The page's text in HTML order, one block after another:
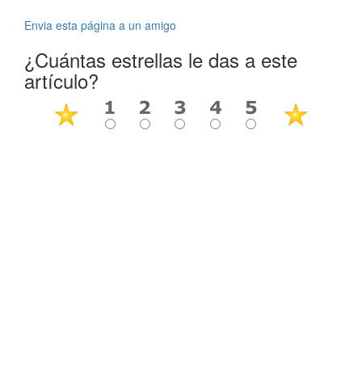
Envia esta página a un amigo
¿Cuántas estrellas le das a este
artículo?